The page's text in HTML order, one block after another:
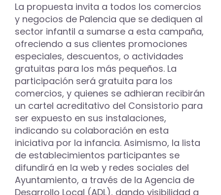
La propuesta invita a todos los comercios
y negocios de Palencia que se dediquen al
sector infantil a sumarse a esta campaña,
ofreciendo a sus clientes promociones
especiales, descuentos, o actividades
gratuitas para los más pequeños. La
participación será gratuita para los
comercios, y quienes se adhieran recibirán
un cartel acreditativo del Consistorio para
ser expuesto en sus instalaciones,
indicando su colaboración en esta
iniciativa por la infancia. Asimismo, la lista
de establecimientos participantes se
difundirá en la web y redes sociales del
Ayuntamiento, a través de la Agencia de
Desarrollo Local (ADL), dando visibilidad a